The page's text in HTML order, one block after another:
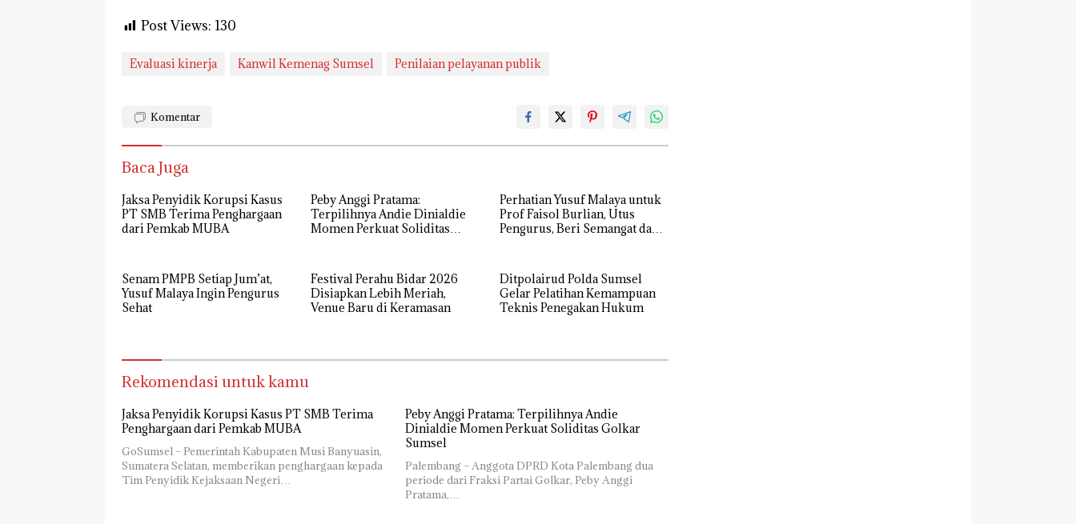
Post Views: 130
Evaluasi kinerja Kanwil Kemenag Sumsel Penilaian pelayanan publik
Komentar
Baca Juga
Jaksa Penyidik Korupsi Kasus
PT SMB Terima Penghargaan
dari Pemkab MUBA
Peby Anggi Pratama:
Terpilihnya Andie Dinialdie
Momen Perkuat Soliditas
Perhatian Yusuf Malaya untuk
Prof Faisol Burlian, Utus
Pengurus, Beri Semangat dan
Senam PMPB Setiap Jum’at,
Yusuf Malaya Ingin Pengurus
Sehat
Festival Perahu Bidar 2026
Disiapkan Lebih Meriah,
Venue Baru di Keramasan
Ditpolairud Polda Sumsel
Gelar Pelatihan Kemampuan
Teknis Penegakan Hukum
Rekomendasi untuk kamu
Jaksa Penyidik Korupsi Kasus PT SMB Terima
Penghargaan dari Pemkab MUBA
GoSumsel – Pemerintah Kabupaten Musi Banyuasin,
Sumatera Selatan, memberikan penghargaan kepada
Tim Penyidik Kejaksaan Negeri…
Peby Anggi Pratama: Terpilihnya Andie
Dinialdie Momen Perkuat Soliditas Golkar
Sumsel
Palembang – Anggota DPRD Kota Palembang dua
periode dari Fraksi Partai Golkar, Peby Anggi
Pratama,…